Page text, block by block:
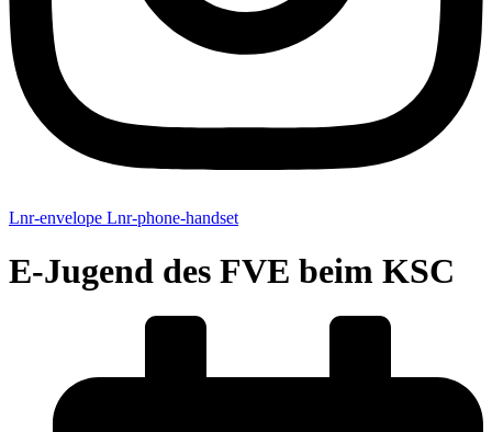
Lnr-envelope Lnr-phone-handset
E-Jugend des FVE beim KSC